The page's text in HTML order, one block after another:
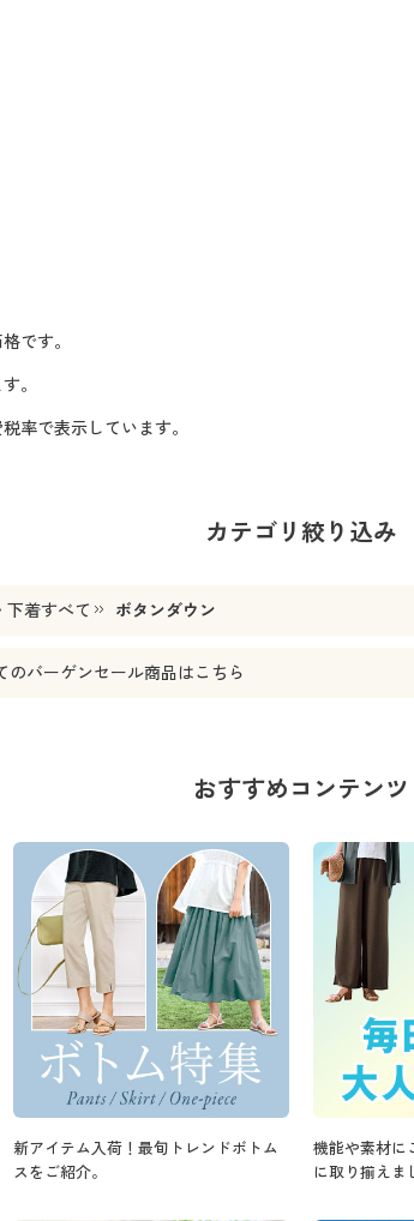
です。
。
率で表示しています。
カテゴリ絞り込み
下着すべて ボタンダウン
のバーゲンセール商品はこちら
おすすめコンテンツ
新アイテム入荷！最旬トレンドボトム
スをご紹介。
機能や素材に
に取り揃えま